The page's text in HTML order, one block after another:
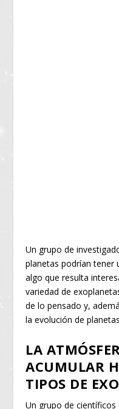
Un grupo de
planetas podrían tener
algo que resulta
variedad de
de lo pensado y,
la evolución de
LA
ACUMULAR
TIPOS DE
Un grupo de científicos